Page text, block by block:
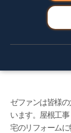
ゼファンは皆様
います。屋根工
宅のリフォーム